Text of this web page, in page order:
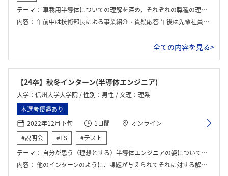
テーマ： 車載用半導体についての理解を深め，それぞれの職種の理解を深める．
内容： 午前中は技術部長による事業紹介・質疑応答 午後は先輩社員7名による仕事紹介
全ての内容を見る>
【24卒】秋冬インターン(半導体エンジニア)
大学：信州大学大学院 / 性別：男性 / 文理：理系
本選考優遇あり
2022年12月下旬
1日間
オンライン
#説明会
#ES
#テスト
テーマ： 自分が思う（理想とする）半導体エンジニアの姿について考える
内容： 他のインターンのように、課題が与えられてそれに対する解決案をグループワークで模索するといったものはなかった。デンソーの半導体エンジニアに対する理解を深めることがおそらく本インターンの目的だったと思う。デンソー半導体事業に関する詳しい説明、各エンジニアの担当領域の業務説明を受けた。一般には公開されていない情報がほとんどだった。一連の説明を受けた後、興味を持った社員さんにさらに詳しく話を聞き、そこに集まったメンバーで軽いグループワークを行うといった流れだった。そのグループワークが、「自分が思う（理想とする）半導体エンジニアの姿について考える」であった。最後に、グループワークの結果を社員含むインターン参加者の前で発表を行った。